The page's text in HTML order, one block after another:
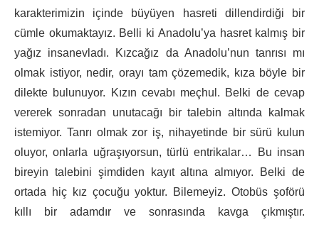
karakterimizin içinde büyüyen hasreti dillendirdiği bir
cümle okumaktayız. Belli ki Anadolu’ya hasret kalmış bir
yağız insanevladı. Kızcağız da Anadolu’nun tanrısı mı
olmak istiyor, nedir, orayı tam çözemedik, kıza böyle bir
dilekte bulunuyor. Kızın cevabı meçhul. Belki de cevap
vererek sonradan unutacağı bir talebin altında kalmak
istemiyor. Tanrı olmak zor iş, nihayetinde bir sürü kulun
oluyor, onlarla uğraşıyorsun, türlü entrikalar… Bu insan
bireyin talebini şimdiden kayıt altına almıyor. Belki de
ortada hiç kız çocuğu yoktur. Bilemeyiz. Otobüs şoförü
kıllı bir adamdır ve sonrasında kavga çıkmıştır.